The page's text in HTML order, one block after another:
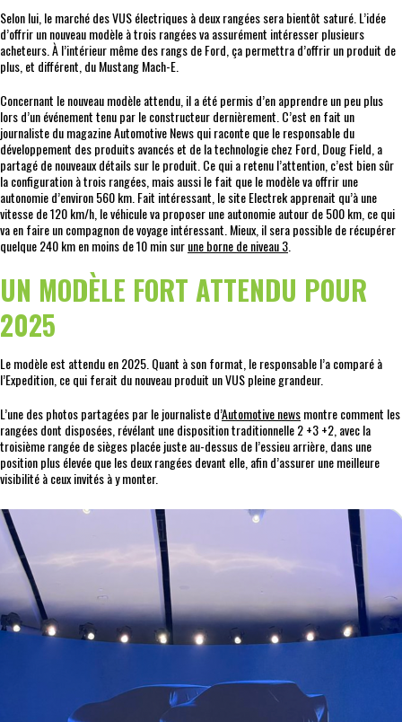
Selon lui, le marché des VUS électriques à deux rangées sera bientôt saturé. L’idée
d’offrir un nouveau modèle à trois rangées va assurément intéresser plusieurs
acheteurs. À l’intérieur même des rangs de Ford, ça permettra d’offrir un produit de
plus, et différent, du Mustang Mach-E.
Concernant le nouveau modèle attendu, il a été permis d’en apprendre un peu plus
lors d’un événement tenu par le constructeur dernièrement. C’est en fait un
journaliste du magazine Automotive News qui raconte que le responsable du
développement des produits avancés et de la technologie chez Ford, Doug Field, a
partagé de nouveaux détails sur le produit. Ce qui a retenu l’attention, c’est bien sûr
la configuration à trois rangées, mais aussi le fait que le modèle va offrir une
autonomie d’environ 560 km. Fait intéressant, le site Electrek apprenait qu’à une
vitesse de 120 km/h, le véhicule va proposer une autonomie autour de 500 km, ce qui
va en faire un compagnon de voyage intéressant. Mieux, il sera possible de récupérer
quelque 240 km en moins de 10 min surune borne de niveau 3
UN MODÈLE FORT ATTENDU POUR
2025
Le modèle est attendu en 2025. Quant à son format, le responsable l’a comparé à
l’Expedition, ce qui ferait du nouveau produit un VUS pleine grandeur.
L’une des photos partagées par le journaliste d’Automotive newsmontre comment les
rangées dont disposées, révélant une disposition traditionnelle 2 +3 +2, avec la
troisième rangée de sièges placée juste au-dessus de l’essieu arrière, dans une
position plus élevée que les deux rangées devant elle, afin d’assurer une meilleure
visibilité à ceux invités à y monter.